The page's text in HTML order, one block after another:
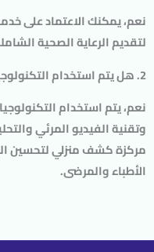
نعم، يمكنك الاعتماد على
لتقديم الرعاية الصحية
2. هل يتم استخدام التكنولوجيا في دكتور رعاية مركزة كشف منزلي؟
نعم، يتم استخدام
وتقنية الفيديو المرئي
مركزة كشف منزلي لتحسين
الأطباء والمرضى.